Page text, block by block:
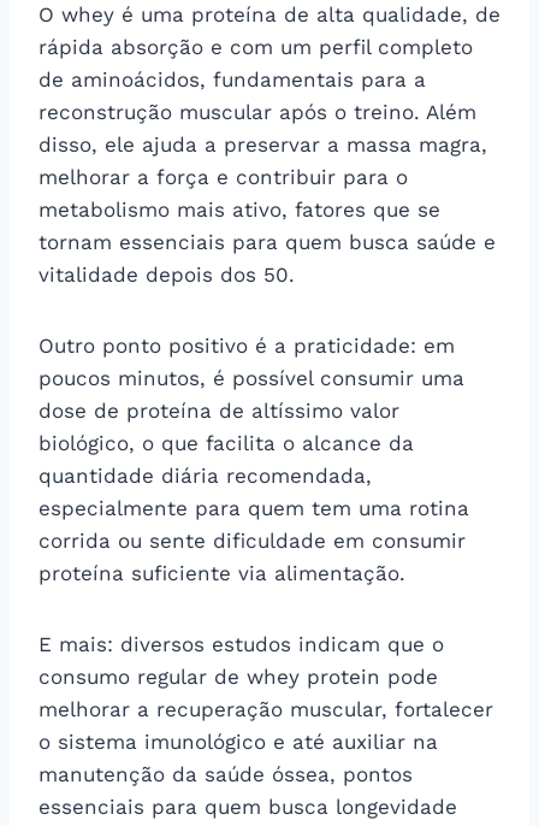
O whey é uma proteína de alta qualidade, de
rápida absorção e com um perfil completo
de aminoácidos, fundamentais para a
reconstrução muscular após o treino. Além
disso, ele ajuda a preservar a massa magra,
melhorar a força e contribuir para o
metabolismo mais ativo, fatores que se
tornam essenciais para quem busca saúde e
vitalidade depois dos 50.
Outro ponto positivo é a praticidade: em
poucos minutos, é possível consumir uma
dose de proteína de altíssimo valor
biológico, o que facilita o alcance da
quantidade diária recomendada,
especialmente para quem tem uma rotina
corrida ou sente dificuldade em consumir
proteína suficiente via alimentação.
E mais: diversos estudos indicam que o
consumo regular de whey protein pode
melhorar a recuperação muscular, fortalecer
o sistema imunológico e até auxiliar na
manutenção da saúde óssea, pontos
essenciais para quem busca longevidade